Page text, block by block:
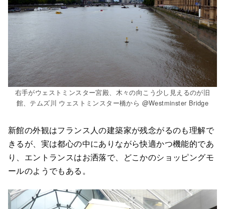
右手がウェストミンスター宮殿、木々の向こう少し見えるのが旧
館、テムズ川 ウェストミンスター橋から @Westminster Bridge
新館の外観はフランス人の建築家が残念がるのも理解で
きるが、実は都心の中にありながら快適かつ機能的であ
り、エントランスはお洒落で、どこかのショッピングモ
ールのようでもある。